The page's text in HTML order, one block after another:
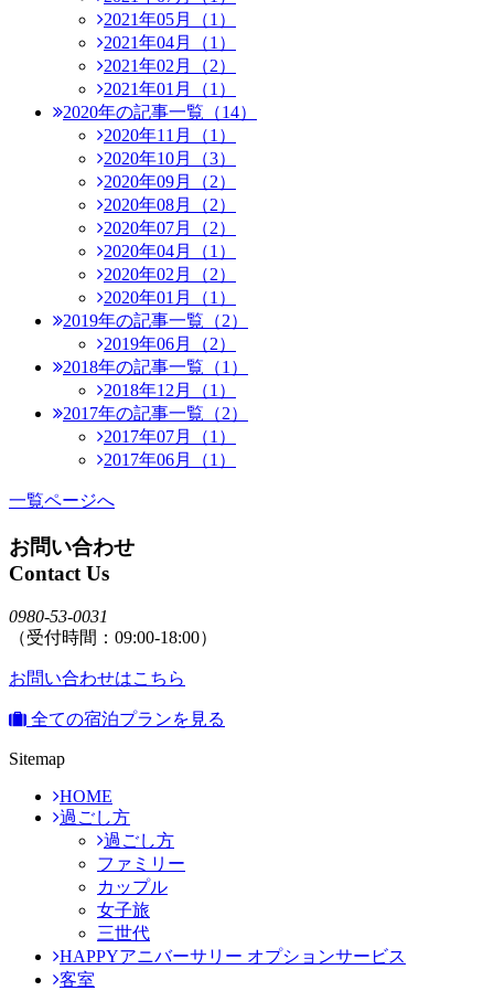
2021年05月（1）
2021年04月（1）
2021年02月（2）
2021年01月（1）
2020年の記事一覧（14）
2020年11月（1）
2020年10月（3）
2020年09月（2）
2020年08月（2）
2020年07月（2）
2020年04月（1）
2020年02月（2）
2020年01月（1）
2019年の記事一覧（2）
2019年06月（2）
2018年の記事一覧（1）
2018年12月（1）
2017年の記事一覧（2）
2017年07月（1）
2017年06月（1）
一覧ページへ
お問い合わせ
Contact Us
0980-53-0031
（受付時間：09:00-18:00）
お問い合わせはこちら
全ての宿泊プランを見る
Sitemap
HOME
過ごし方
過ごし方
ファミリー
カップル
女子旅
三世代
HAPPYアニバーサリー オプションサービス
客室